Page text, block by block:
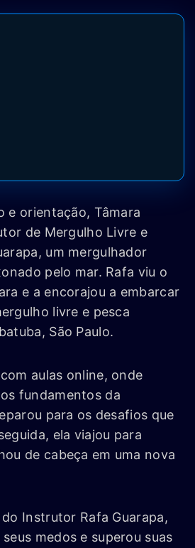
e orientação, Tâmara
de Mergulho Livre e
um mergulhador
pelo mar. Rafa viu o
e a encorajou a embarcar
livre e pesca
São Paulo.
aulas online, onde
fundamentos da
para os desafios que
ela viajou para
de cabeça em uma nova
Instrutor Rafa Guarapa,
medos e superou suas